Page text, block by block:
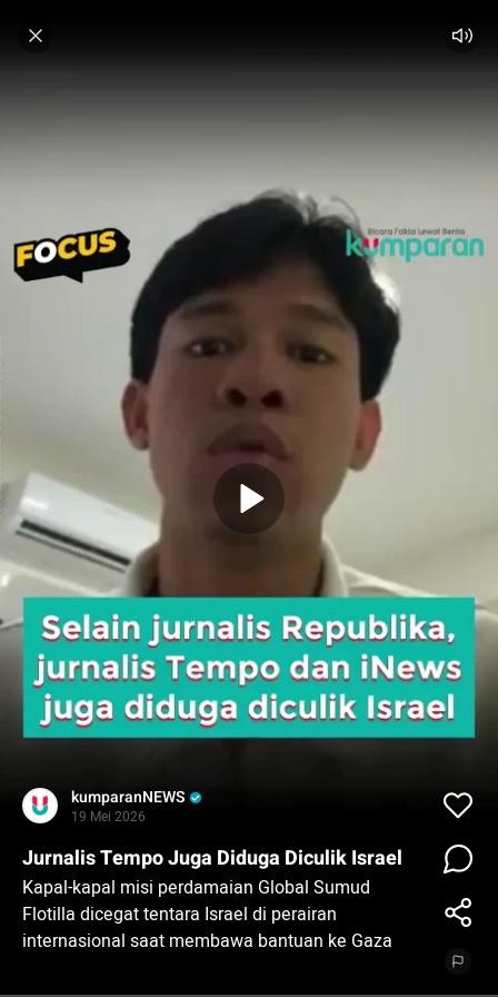
kumparanNEWS
19 Mei 2026
Jurnalis Tempo Juga Diduga Diculik Israel
Kapal-kapal misi perdamaian Global Sumud
Flotilla dicegat tentara Israel di perairan
internasional saat membawa bantuan ke Gaza